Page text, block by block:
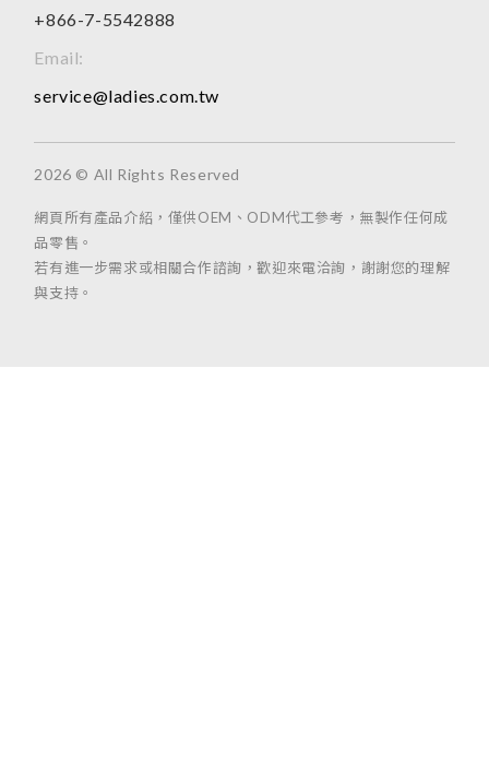
+866-7-5542888
Email:
service@ladies.com.tw
2026 © All Rights Reserved
網頁所有產品介紹，僅供OEM、ODM代工參考，無製作任何成
品零售。
若有進一步需求或相關合作諮詢，歡迎來電洽詢，謝謝您的理解
與支持。